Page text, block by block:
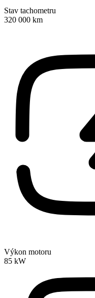
Stav tachometru
320 000 km
Výkon motoru
85 kW